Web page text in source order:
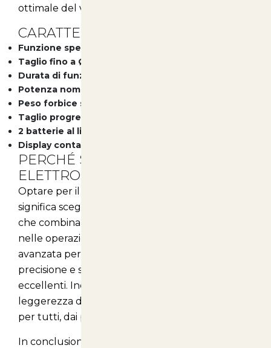
ottimale del vostro lavoro.
CARATTERISTICHE PRINCIPALI
Funzione spegnimento rapido in stand-by
Taglio fino a Ø25 mm
Durata di funzionamento: 3-4 ore
Potenza nominale del motore: 150W
Peso forbice senza batteria: 0,68 Kg
Taglio progressivo
2 batterie al litio ricaricabili incluse
Display conta tagli totali e parziali
PERCHÉ SCEGLIERE IL POTATORE
ELETTRONICO KV295?
Optare per il potatore elettronico KV295
significa scegliere un prodotto di alta qualità
che combina
nelle operazioni di potatura. La sua tecnologia
avanzata permette di affrontare il lavoro con
precisione e senza fatica, garantendo risultati
eccellenti. Inoltre, la maneggevolezza e la
leggerezza dello strumento lo rendono ideale
per tutti, dai principianti ai giardinieri più esperti.
In conclusione, il